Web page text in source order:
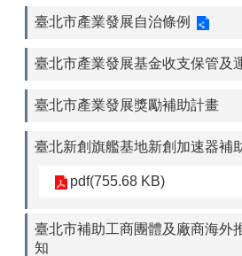
臺北市產業發展自治條例
臺北市產業發展基金收支保管及
臺北市產業發展獎勵補助計畫
臺北新創旗艦基地新創加速器補
pdf(755.68 KB)
臺北市補助工商團體及廠商海外
知